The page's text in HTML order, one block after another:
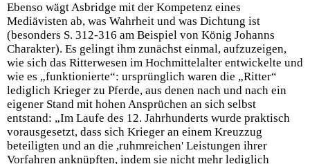
Ebenso wägt Asbridge mit der Kompetenz eines
Mediävisten ab, was Wahrheit und was Dichtung ist
(besonders S. 312-316 am Beispiel von König Johanns
Charakter). Es gelingt ihm zunächst einmal, aufzuzeigen,
wie sich das Ritterwesen im Hochmittelalter entwickelte und
wie es „funktionierte“: ursprünglich waren die „Ritter“
lediglich Krieger zu Pferde, aus denen nach und nach ein
eigener Stand mit hohen Ansprüchen an sich selbst
entstand: „Im Laufe des 12. Jahrhunderts wurde praktisch
vorausgesetzt, dass sich Krieger an einem Kreuzzug
beteiligten und an die ,ruhmreichen' Leistungen ihrer
Vorfahren anknüpften, indem sie nicht mehr lediglich